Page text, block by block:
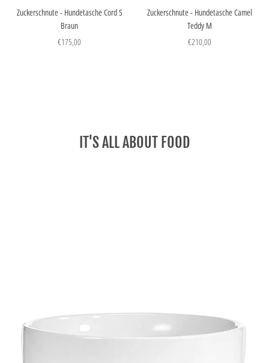
Zuckerschnute - Hundetasche Cord S
Braun
€175,00
Zuckerschnute - Hundetasche Camel
Teddy M
€210,00
IT'S ALL ABOUT FOOD